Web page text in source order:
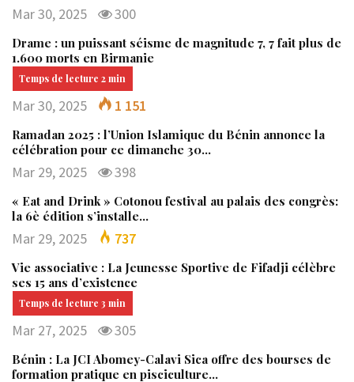
Mar 30, 2025 300
Drame : un puissant séisme de magnitude 7, 7 fait plus de
1.600 morts en Birmanie
Mar 30, 2025 1 151
Ramadan 2025 : l’Union Islamique du Bénin annonce la
célébration pour ce dimanche 30…
Mar 29, 2025 398
« Eat and Drink » Cotonou festival au palais des congrès:
la 6è édition s’installe…
Mar 29, 2025 737
Vie associative : La Jeunesse Sportive de Fifadji célèbre
ses 15 ans d’existence
Mar 27, 2025 305
Bénin : La JCI Abomey-Calavi Sica offre des bourses de
formation pratique en pisciculture…